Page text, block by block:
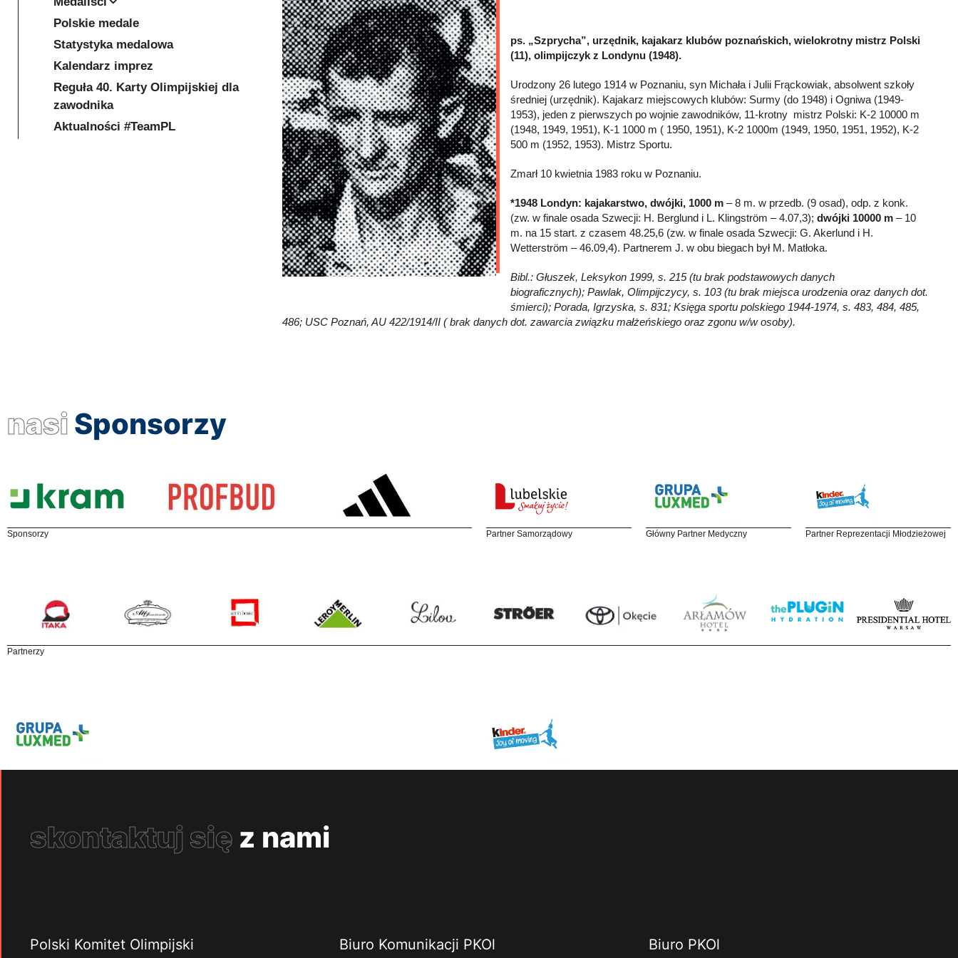
ps. „Szprycha”, urzędnik, kajakarz klubów poznańskich, wielokrotny mistrz Polski
(11), olimpijczyk z Londynu (1948).
Urodzony 26 lutego 1914 w Poznaniu, syn Michała i Julii Frąckowiak, absolwent szkoły
średniej (urzędnik). Kajakarz miejscowych klubów: Surmy (do 1948) i Ogniwa (1949-
1953), jeden z pierwszych po wojnie zawodników, 11-krotny mistrz Polski: K-2 10000 m
(1948, 1949, 1951), K-1 1000 m ( 1950, 1951), K-2 1000m (1949, 1950, 1951, 1952), K-2
500 m (1952, 1953). Mistrz Sportu.
Zmarł 10 kwietnia 1983 roku w Poznaniu.
*1948 Londyn: kajakarstwo, dwójki, 1000 m – 8 m. w przedb. (9 osad), odp. z konk.
(zw. w finale osada Szwecji: H. Berglund i L. Klingström – 4.07,3); dwójki 10000 m – 10
m. na 15 start. z czasem 48.25,6 (zw. w finale osada Szwecji: G. Akerlund i H.
Wetterström – 46.09,4). Partnerem J. w obu biegach był M. Matłoka.
Bibl.: Głuszek, Leksykon 1999, s. 215 (tu brak podstawowych danych
biograficznych); Pawlak, Olimpijczycy, s. 103 (tu brak miejsca urodzenia oraz danych dot.
śmierci); Porada, Igrzyska, s. 831; Księga sportu polskiego 1944-1974, s. 483, 484, 485,
486; USC Poznań, AU 422/1914/II ( brak danych dot. zawarcia związku małżeńskiego oraz zgonu w/w osoby).
Polskie medale
Statystyka medalowa
Kalendarz imprez
Reguła 40. Karty Olimpijskiej dla
zawodnika
Aktualności #TeamPL
nasi Sponsorzy
Sponsorzy Partner Samorządowy Główny Partner Medyczny Partner Reprezentacji Młodzieżowej
Partnerzy
skontaktuj się z nami
Polski Komitet Olimpijski Biuro Komunikacji PKOl Biuro PKOl